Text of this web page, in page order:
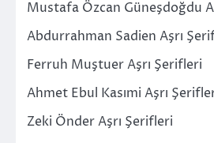
Mustafa Özcan Güneşdoğdu
Abdurrahman Sadien Aşrı
Ferruh Muştuer Aşrı Şerifleri
Ahmet Ebul Kasımi Aşrı
Zeki Önder Aşrı Şerifleri